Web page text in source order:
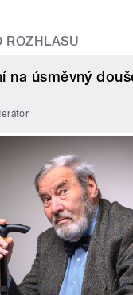
ROZHLASU
na úsměvný